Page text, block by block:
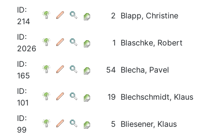
ID:
214
2 Blapp, Christine
ID:
2026
1 Blaschke, Robert
ID:
165
54 Blecha, Pavel
ID:
101
19 Blechschmidt, Klaus
ID:
99
5 Bliesener, Klaus